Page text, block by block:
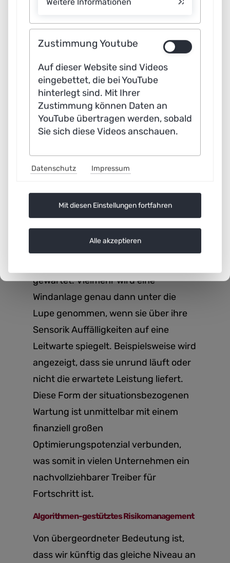
Datenanalyse zählen. Auf allen
Ebenen können Algorithmen und KI
eingesetzt werden.
Ein bereits etabliertes
Anwendungsfeld bei
der Einsatz von KI für Predictive
werden die Anlagen nicht wie in der
Vergangenheit nach bestimmten
gewartet. Vielmehr wird eine
Windanlage genau dann unter die
Lupe genommen, wenn sie über ihre
Sensorik Auffälligkeiten auf eine
Leitwarte spiegelt. Beispielsweise wird
angezeigt, dass sie unrund läuft oder
nicht die erwartete Leistung liefert.
Diese Form der situationsbezogenen
Wartung ist unmittelbar mit einem
finanziell großen
Optimierungspotenzial verbunden,
was somit in vielen Unternehmen ein
nachvollziehbarer Treiber für
Fortschritt ist.
Algorithmen-gestütztes Risikomanagement
Von übergeordneter Bedeutung ist,
dass wir künftig das gleiche Niveau an
Zustimmung Youtube
Auf dieser Website sind Videos
eingebettet, die bei YouTube
hinterlegt sind. Mit Ihrer
Zustimmung können Daten an
YouTube übertragen werden, sobald
Sie sich diese Videos anschauen.
Datenschutz Impressum
Mit diesen Einstellungen fortfahren
Alle akzeptieren